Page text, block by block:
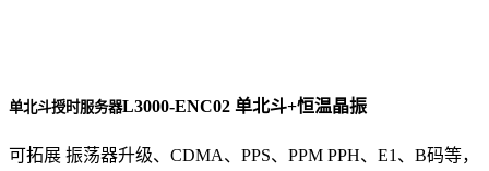
单北斗授时服务器L3000-ENC02 单北斗+恒温晶振
可拓展 振荡器升级、CDMA、PPS、PPM PPH、E1、B码等，